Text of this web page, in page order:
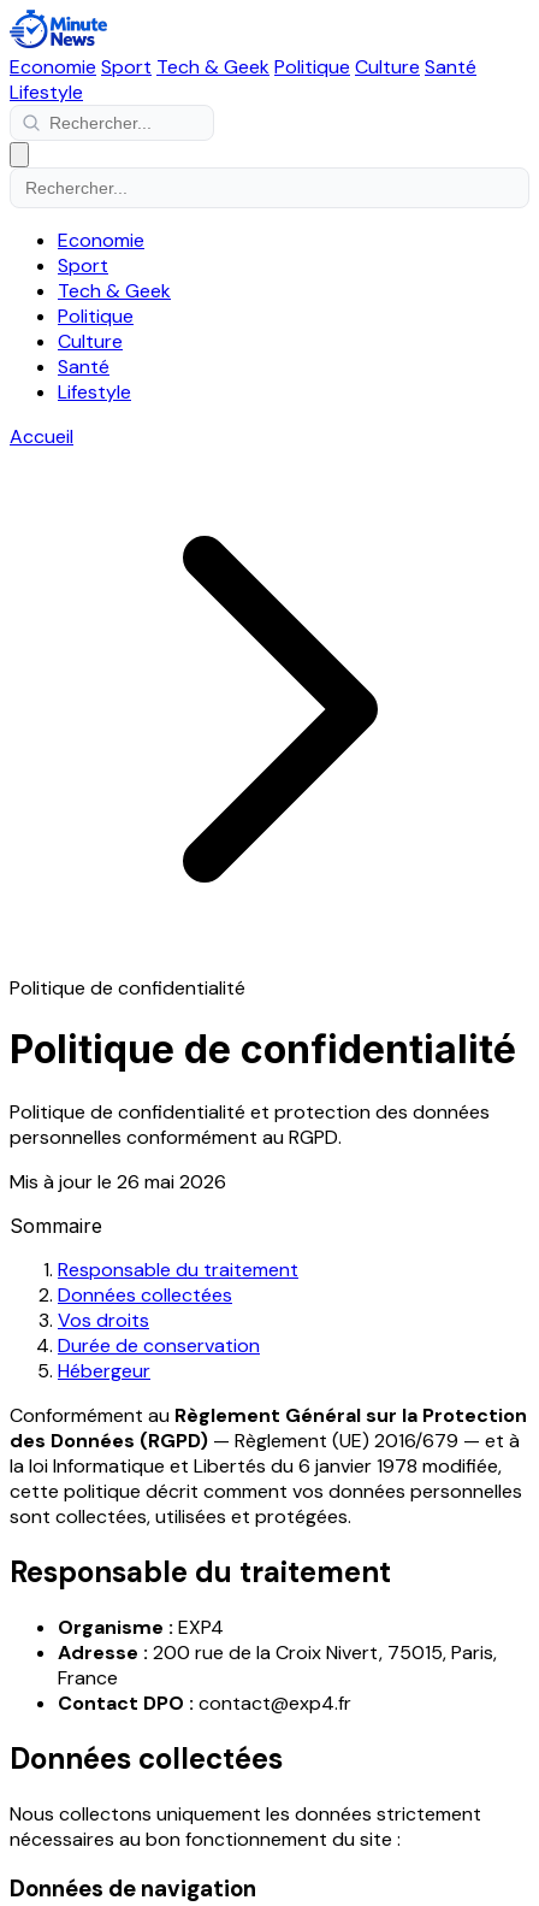
Economie Sport Tech & GeekPolitique Culture Santé
Lifestyle
Economie
Sport
Tech & Geek
Politique
Culture
Santé
Lifestyle
Accueil
Politique de confidentialité
Politique de confidentialité
Politique de confidentialité et protection des données
personnelles conformément au RGPD.
Mis à jour le 26 mai 2026
Sommaire
Responsable du traitement
Données collectées
Vos droits
Durée de conservation
Hébergeur
Conformément au Règlement Général sur la Protection
des Données (RGPD) — Règlement (UE) 2016/679 — et à
la loi Informatique et Libertés du 6 janvier 1978 modifiée,
cette politique décrit comment vos données personnelles
sont collectées, utilisées et protégées.
Responsable du traitement
Organisme : EXP4
Adresse : 200 rue de la Croix Nivert, 75015, Paris,
France
Contact DPO : contact@exp4.fr
Données collectées
Nous collectons uniquement les données strictement
nécessaires au bon fonctionnement du site :
Données de navigation